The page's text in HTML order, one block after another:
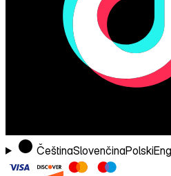
ČeštinaSlovenčinaPolski